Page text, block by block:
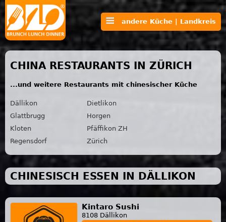
andere Küche | Landkreis
CHINA RESTAURANTS IN ZÜRICH
...und weitere Restaurants mit chinesischer Küche
Dällikon
Dietlikon
Glattbrugg
Horgen
Kloten
Pfäffikon ZH
Regensdorf
Zürich
CHINESISCH ESSEN IN DÄLLIKON
Kintaro Sushi
8108 Dällikon